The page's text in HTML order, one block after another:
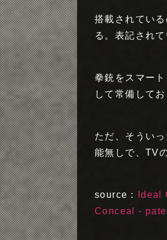
搭載されてい
る。表記され
拳銃をスマー
して常備して
ただ、そうい
能無しで、TV
source： Ideal
Conceal -